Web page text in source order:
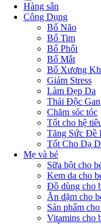
Hàng sẵn
Công Dụng
Bổ Não
Bổ Tim
Bổ Phổi
Bổ Mắt
Bổ Xương
Giảm Stress
Làm Đẹp Da
Thải Độc Gan
Chăm sóc tóc
Tốt cho hệ
Tăng Sức Đề
Tốt Cho Dạ
Mẹ và bé
Sữa bột cho
Kem da cho
Đồ dùng cho
Ăn dặm cho
Sản phẩm
Vitamins cho